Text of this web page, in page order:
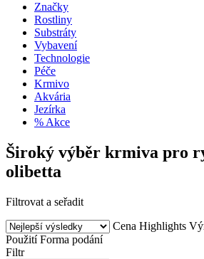
Značky
Rostliny
Substráty
Vybavení
Technologie
Péče
Krmivo
Akvária
Jezírka
% Akce
Široký výběr krmiva pro
olibetta
Filtrovat a seřadit
Cena Highlights
Použití Forma podání
Filtr